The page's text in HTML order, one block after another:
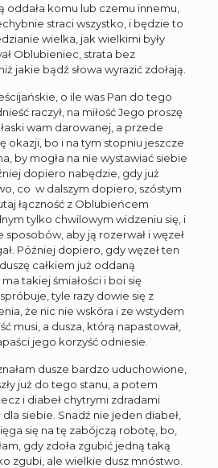
oddała komu lub czemu innemu,
straci wszystko, i będzie to
wielka, jak wielkimi były
Oblubieniec, strata bez
jakie bądź słowa wyrazić zdołają.
o ile was Pan do tego
raczył, na miłość Jego proszę
wam darowanej, a przede
okazji, bo i na tym stopniu jeszcze
by mogła na nie wystawiać siebie
dopiero nabędzie, gdy już
co w dalszym dopiero, szóstym
łączność z Oblubieńcem
tylko chwilowym widzeniu się, i
sposobów, aby ją rozerwał i węzeł
Później dopiero, gdy węzeł ten
całkiem już oddaną
takiej śmiałości i boi się
tyle razy dowie się z
że nic nie wskóra i ze wstydem
musi, a dusza, którą napastował,
jego korzyść odniesie.
dusze bardzo uduchowione,
już do tego stanu, a potem
i diabeł chytrymi zdradami
siebie. Snadź nie jeden diabeł,
się na tę zabójczą robotę, bo,
gdy zdoła zgubić jedną taką
zgubi, ale wielkie dusz mnóstwo.